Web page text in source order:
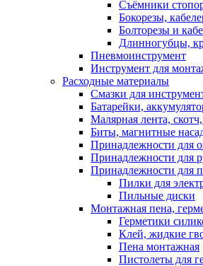
Съёмники
Бокорезы,
Болторезы и
Длинногубцы,
Пневмоинструмент
Инструмент для
Расходные материалы
Смазки для
Батарейки,
Малярная лента,
Биты, магнитные
Принадлежности для
Принадлежности для
Принадлежности для
Пилки для
Пильные диски
Монтажная пена,
Герметики
Клей, жидкие
Пена монтажная
Пистолеты для